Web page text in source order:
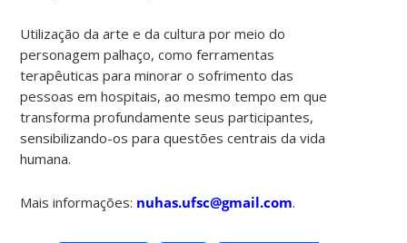
Utilização da arte e da cultura por meio do
personagem palhaço, como ferramentas
terapêuticas para minorar o sofrimento das
pessoas em hospitais, ao mesmo tempo em que
transforma profundamente seus participantes,
sensibilizando-os para questões centrais da vida
humana.
Mais informações: nuhas.ufsc@gmail.com.